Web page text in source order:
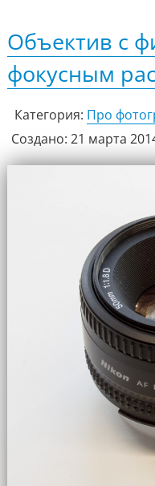
Объектив с
фокусным
Категория: Про
Создано: 21 марта